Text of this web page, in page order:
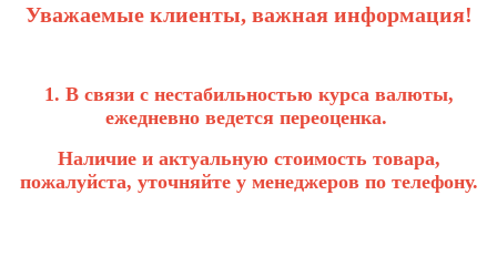
Уважаемые клиенты, важная информация!
1. В связи с нестабильностью курса валюты,
ежедневно ведется переоценка.
Наличие и актуальную стоимость товара,
пожалуйста, уточняйте у менеджеров по телефону.